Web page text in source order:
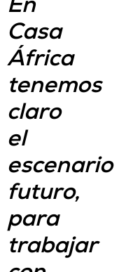
Casa
África
tenemos
claro
el
escenario
futuro,
para
trabajar